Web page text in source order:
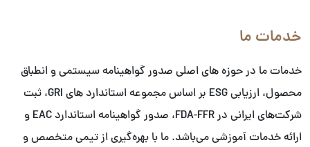
خدمات ما
خدمات ما در حوزه های اصلی صدور گواهینامه سیستمی و انطباق
محصول، ارزیابی ESG بر اساس مجموعه استاندارد های GRI، ثبت
شرکت‌های ایرانی در FDA-FFR، صدور گواهینامه استاندارد EAC و
ارائه خدمات آموزشی می‌باشد. ما با بهره‌گیری از تیمی متخصص و